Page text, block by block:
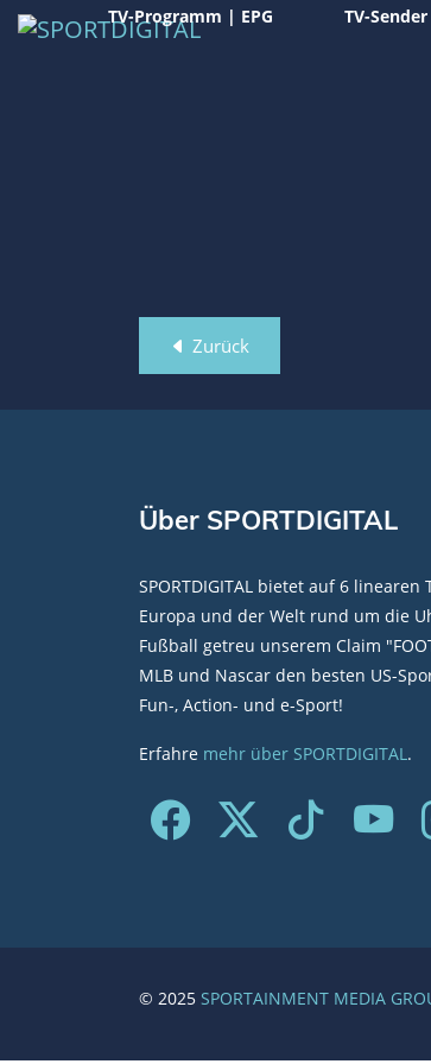
TV-Programm | EPG TV-Sender
Zurück
Über SPORTDIGITAL
SPORTDIGITAL bietet auf 6
Europa und der Welt rund um die
Fußball getreu unserem Claim
MLB und Nascar den besten US-
Fun-, Action- und e-Sport!
Erfahre mehr über SPORTDIGITAL.
© 2025 SPORTAINMENT MEDIA